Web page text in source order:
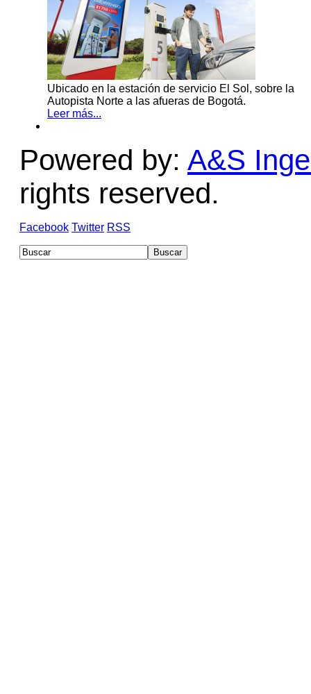
Ubicado en la estación de servicio El Sol, sobre la
Autopista Norte a las afueras de Bogotá.
Leer más...
Powered by: A&S
rights reserved.
Facebook Twitter RSS